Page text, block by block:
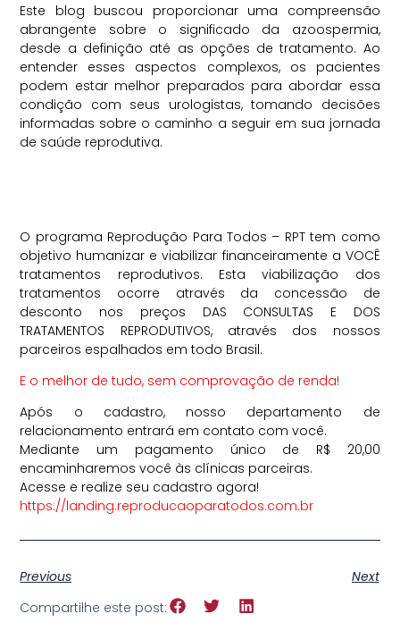
Este blog buscou proporcionar uma compreensão
abrangente sobre o significado da azoospermia,
desde a definição até as opções de tratamento. Ao
entender esses aspectos complexos, os pacientes
podem estar melhor preparados para abordar essa
condição com seus urologistas, tomando decisões
informadas sobre o caminho a seguir em sua jornada
de saúde reprodutiva.
O programa Reprodução Para Todos – RPT tem como
objetivo humanizar e viabilizar financeiramente a VOCÊ
tratamentos reprodutivos. Esta viabilização dos
tratamentos ocorre através da concessão de
desconto nos preços DAS CONSULTAS E DOS
TRATAMENTOS REPRODUTIVOS, através dos nossos
parceiros espalhados em todo Brasil.
E o melhor de tudo, sem comprovação de renda!
Após o cadastro, nosso departamento de
relacionamento entrará em contato com você.
Mediante um pagamento único de R$ 20,00
encaminharemos você às clínicas parceiras.
Acesse e realize seu cadastro agora!
https://landing.reproducaoparatodos.com.br
Previous
Next
Compartilhe este post: